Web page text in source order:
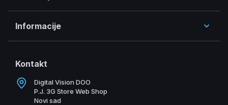
Informacije
Kontakt
Digital Vision DOO
P.J. 3G Store Web Shop
Novi sad